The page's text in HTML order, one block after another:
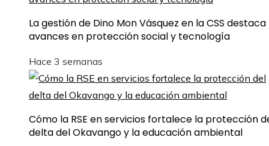
La gestión de Dino Mon Vásquez en la CSS
avances en protección social y tecnología
Hace 3 semanas
Cómo la RSE en servicios fortalece la protección
delta del Okavango y la educación ambiental